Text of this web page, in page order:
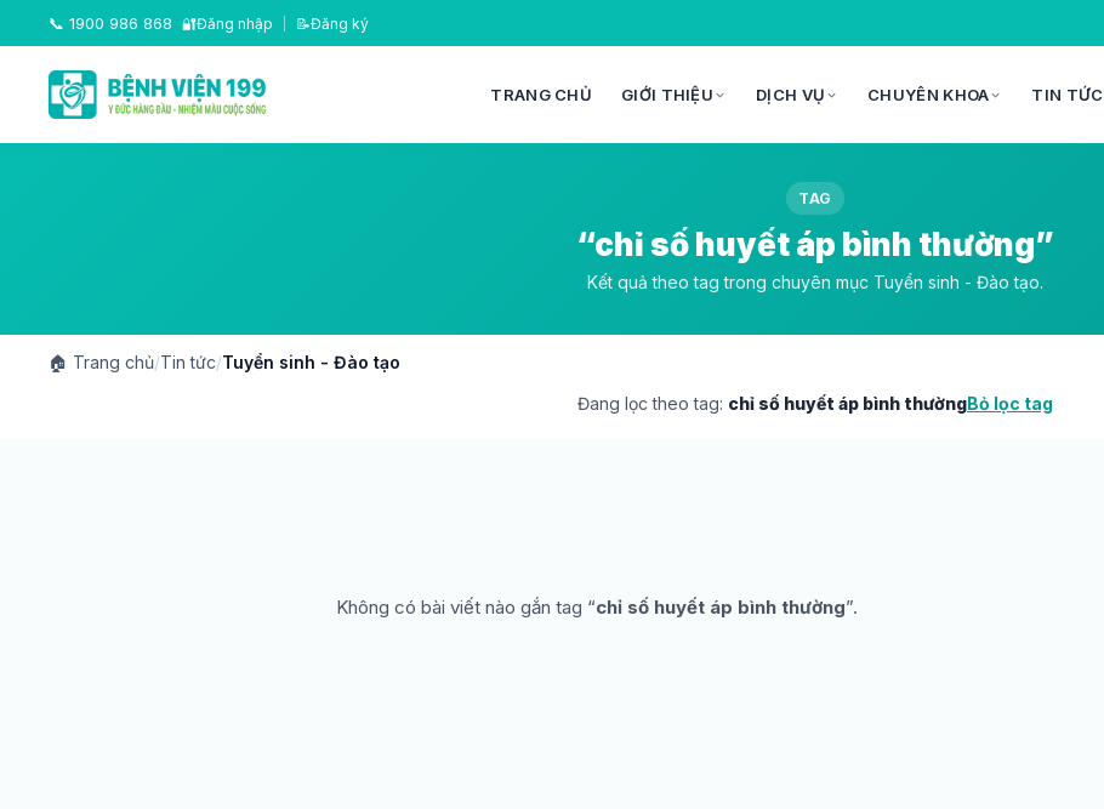
📞 1900 986 868 🔐Đăng nhập 📝Đăng ký
TRANG CHỦ GIỚI THIỆU DỊCH VỤ CHUYÊN KHOA TIN TỨC
TAG
“chỉ số huyết áp bình thường”
Kết quả theo tag trong chuyên mục Tuyển sinh - Đào tạo.
🏠 Trang chủ/Tin tức/Tuyển sinh - Đào tạo
Đang lọc theo tag: chỉ số huyết áp bình thườngBỏ lọc tag
Không có bài viết nào gắn tag “chỉ số huyết áp bình thường”.